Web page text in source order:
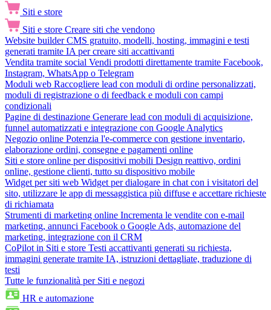
Siti e store
Siti e store Creare siti che vendono
Website builder CMS gratuito, modelli, hosting, immagini e testi
generati tramite IA per creare siti accattivanti
Vendita tramite social Vendi prodotti direttamente tramite Facebook,
Instagram, WhatsApp o Telegram
Moduli web Raccogliere lead con moduli di ordine personalizzati,
moduli di registrazione o di feedback e moduli con campi
condizionali
Pagine di destinazione Generare lead con moduli di acquisizione,
funnel automatizzati e integrazione con Google Analytics
Negozio online Potenzia l'e-commerce con gestione inventario,
elaborazione ordini, consegne e pagamenti online
Siti e store online per dispositivi mobili Design reattivo, ordini
online, gestione clienti, tutto su dispositivo mobile
Widget per siti web Widget per dialogare in chat con i visitatori del
sito, utilizzare le app di messaggistica più diffuse e accettare richieste
di richiamata
Strumenti di marketing online Incrementa le vendite con e-mail
marketing, annunci Facebook o Google Ads, automazione del
marketing, integrazione con il CRM
CoPilot in Siti e store Testi accattivanti generati su richiesta,
immagini generate tramite IA, istruzioni dettagliate, traduzione di
testi
Tutte le funzionalità per Siti e negozi
HR e automazione